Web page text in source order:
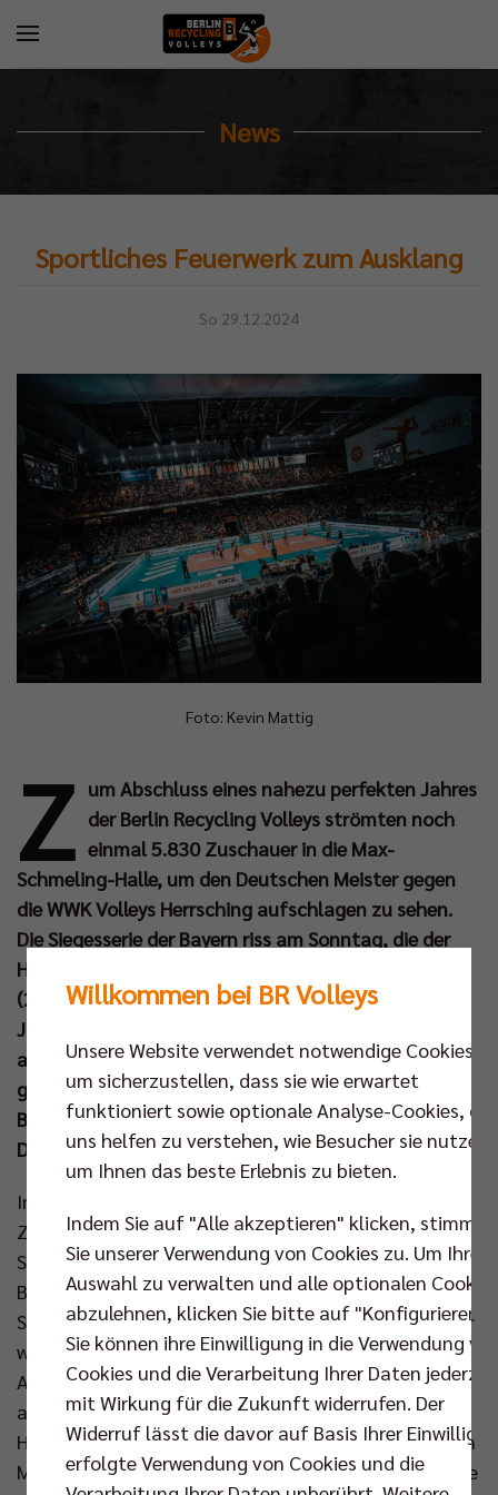
News
Sportliches Feuerwerk zum Ausklang
So 29.12.2024
Foto: Kevin Mattig
Z um Abschluss eines nahezu perfekten Jahres
der Berlin Recycling Volleys strömten noch
einmal 5.830 Zuschauer in die Max-
Schmeling-Halle, um den Deutschen Meister gegen
die WWK Volleys Herrsching aufschlagen zu sehen.
Die Siegesserie der Bayern riss am Sonntag, die der
Hauptstädter hält nach dem souveränen 3:0-Erfolg
(25:17, 25:21, 25:18) hingegen an. Zum
Jahreswechsel warten nun fünf trainingsfreie Tage
auf MVP Nehemiah Mote & Co, bevor die BR Volleys
gemeinsam mit der Frauenmannschaft des Berlin
Brandenburger Sportclubs zum besonderen
Doppelspieltag laden (11. Jan um 16.30 Uhr).
Im letzten Spiel des Jahres 2024 stand nach langer
Zeit erstmals wieder Nehemiah Mote in der
Startformation und nachdem Simon Plaskie das
Bundesliga-Match gegen Giesen mit
Schulterproblemen noch verpasste, nahm der Belgier
wieder einsatzbereit auf der Bank Platz. Der
Australier Mote konnte sich direkt zu Spielbeginn
auszeichnen und setzte gleich zwei Blocks – Auszeit
Herrsching (5:1). Neben den starken Aufschlägen von
Moritz Reichert und Ruben Schott fielen vor allem die
Willkommen bei BR Volleys
Unsere Website verwendet notwendige Cookies,
um sicherzustellen, dass sie wie erwartet
funktioniert sowie optionale Analyse-Cookies, die
uns helfen zu verstehen, wie Besucher sie nutzen,
um Ihnen das beste Erlebnis zu bieten.
Indem Sie auf "Alle akzeptieren" klicken, stimmen
Sie unserer Verwendung von Cookies zu. Um Ihre
Auswahl zu verwalten und alle optionalen Cookies
abzulehnen, klicken Sie bitte auf "Konfigurieren".
Sie können ihre Einwilligung in die Verwendung
Cookies und die Verarbeitung Ihrer Daten
mit Wirkung für die Zukunft widerrufen. Der
Widerruf lässt die davor auf Basis Ihrer
erfolgte Verwendung von Cookies und die